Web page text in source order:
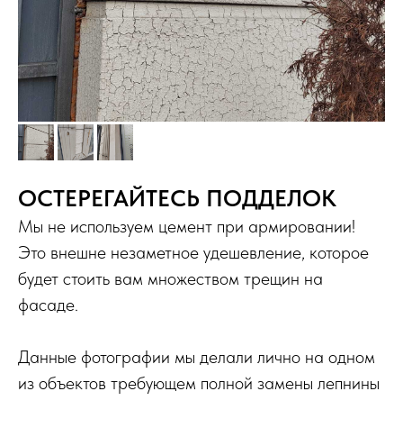
ОСТЕРЕГАЙТЕСЬ ПОДДЕЛОК
Мы не используем цемент при армировании!
Это внешне незаметное удешевление, которое
будет стоить вам множеством трещин на
фасаде.
Данные фотографии мы делали лично на одном
из объектов требующем полной замены лепнины